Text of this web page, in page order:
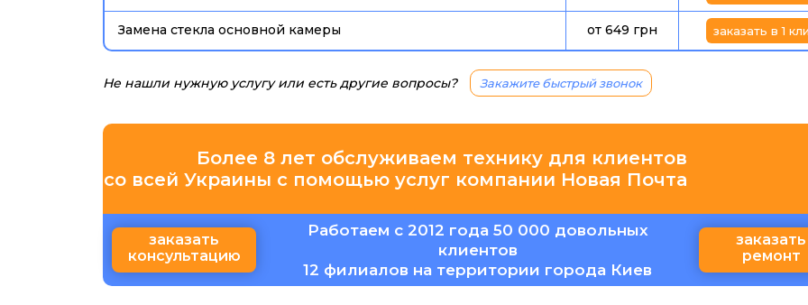
Замена стекла основной камеры от 649 грн заказать в 1
Не нашли нужную услугу или есть другие вопросы? Закажите быстрый звонок
Более 8 лет обслуживаем технику для клиентов
со всей Украины с помощью услуг компании Новая Почта
заказать
консультацию
Работаем с 2012 года 50 000 довольных
клиентов
12 филиалов на территории города Киев
заказать
ремонт